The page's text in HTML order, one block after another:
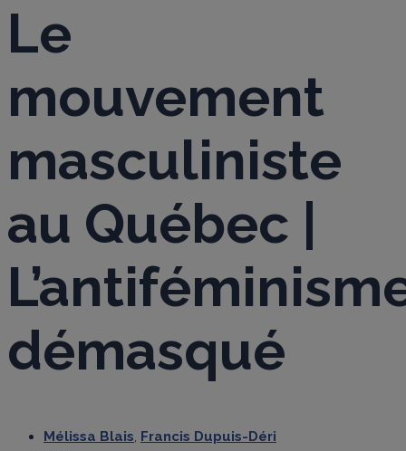
Le
mouvement
masculiniste
au Québec |
démasqué
Mélissa Blais Francis Dupuis-Déri